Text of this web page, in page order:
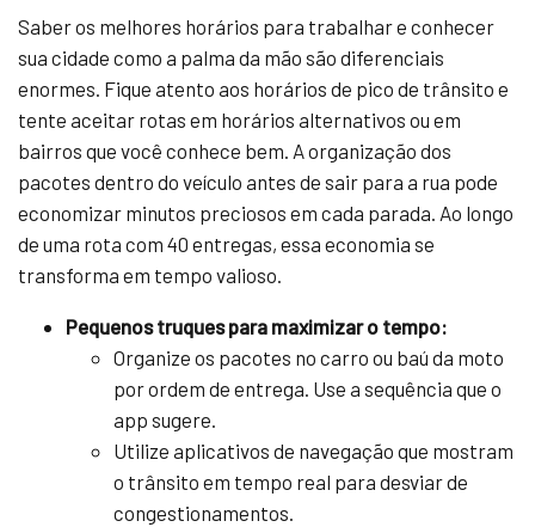
Saber os melhores horários para trabalhar e conhecer
sua cidade como a palma da mão são diferenciais
enormes. Fique atento aos horários de pico de trânsito e
tente aceitar rotas em horários alternativos ou em
bairros que você conhece bem. A organização dos
pacotes dentro do veículo antes de sair para a rua pode
economizar minutos preciosos em cada parada. Ao longo
de uma rota com 40 entregas, essa economia se
transforma em tempo valioso.
Pequenos truques para maximizar o tempo:
Organize os pacotes no carro ou baú da moto
por ordem de entrega. Use a sequência que o
app sugere.
Utilize aplicativos de navegação que mostram
o trânsito em tempo real para desviar de
congestionamentos.